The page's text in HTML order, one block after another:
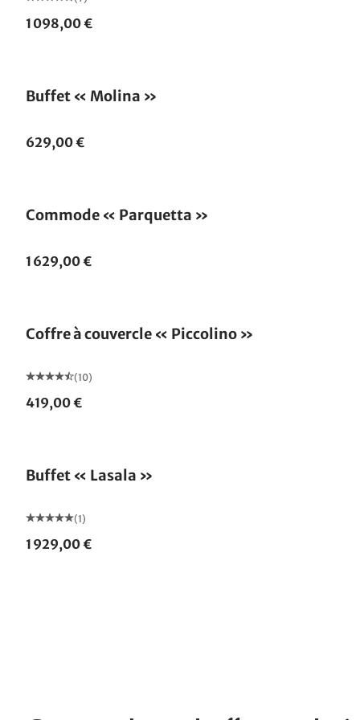
1 098,00 €
Buffet « Molina »
629,00 €
Commode « Parquetta »
1 629,00 €
Coffre à couvercle « Piccolino »
(10)
419,00 €
Buffet « Lasala »
(1)
1 929,00 €